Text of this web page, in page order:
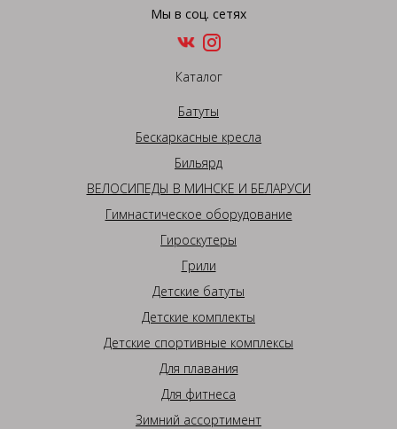
Мы в соц. сетях
Каталог
Батуты
Бескаркасные кресла
Бильярд
ВЕЛОСИПЕДЫ В МИНСКЕ И БЕЛАРУСИ
Гимнастическое оборудование
Гироскутеры
Грили
Детские батуты
Детские комплекты
Детские спортивные комплексы
Для плавания
Для фитнеса
Зимний ассортимент